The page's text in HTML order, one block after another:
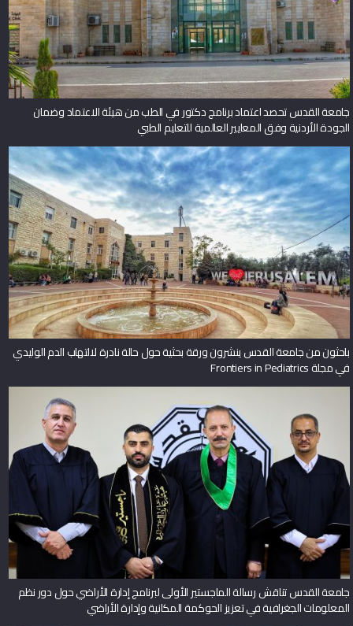
جامعة القدس تحصد اعتماد برنامج دكتور في الطب من هيئة الاعتماد وضمان
الجودة الأردنية وفق المعايير العالمية للتعليم الطبي
باحثون من جامعة القدس ينشرون ورقة بحثية حول حالة نادرة لالتهاب الدم الوليدي
في مجلة Frontiers in Pediatrics
جامعة القدس تناقش رسالة الماجستير الأولى لبرنامج إدارة الأراضي حول دور نظم
المعلومات الجغرافية في تعزيز الحوكمة المكانية وإدارة الأراضي